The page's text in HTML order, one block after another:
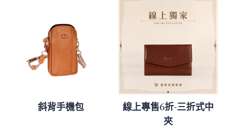
斜背手機包
線上專售6折-三折式中
夾